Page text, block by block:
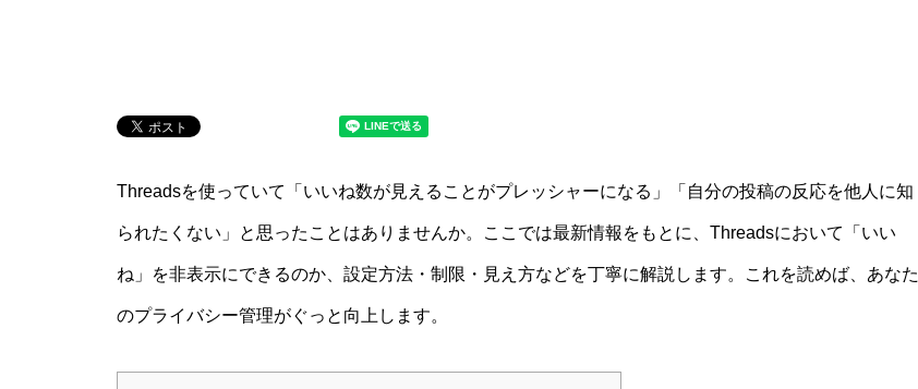
Threadsを使っていて「いいね数が見えることがプレッシャーになる」「自分の投稿の反応を他人に知
られたくない」と思ったことはありませんか。ここでは最新情報をもとに、Threadsにおいて「いい
ね」を非表示にできるのか、設定方法・制限・見え方などを丁寧に解説します。これを読めば、あなた
のプライバシー管理がぐっと向上します。